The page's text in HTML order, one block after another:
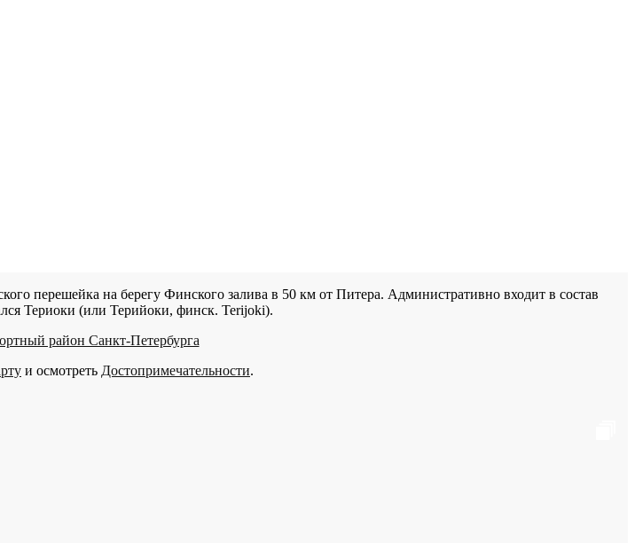
перешейка на берегу Финского залива в 50 км от Питера. Административно входит в состав
Териоки (или Терийоки, финск. Terijoki).
и осмотреть Достопримечательности.